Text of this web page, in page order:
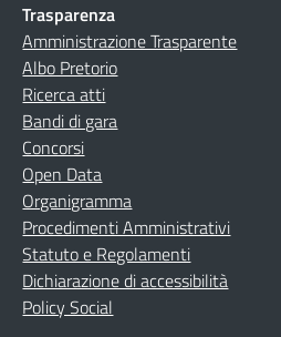
Trasparenza
Amministrazione Trasparente
Albo Pretorio
Ricerca atti
Bandi di gara
Concorsi
Open Data
Organigramma
Procedimenti Amministrativi
Statuto e Regolamenti
Dichiarazione di accessibilità
Policy Social